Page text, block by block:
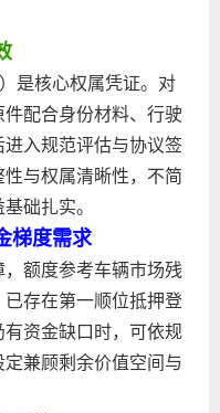
是核心权属凭证。对
配合身份材料、行驶
入规范评估与协议签
与权属清晰性，不简
础扎实。
梯度需求
额度参考车辆市场残
存在第一顺位抵押登
资金缺口时，可依规
兼顾剩余价值空间与